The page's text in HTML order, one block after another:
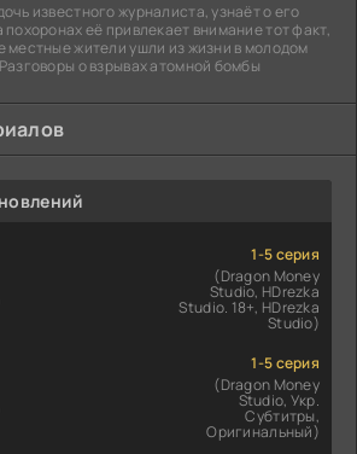
известного журналиста, узнаёт о его
её привлекает внимание тот факт,
местные жители ушли из жизни в молодом
о взрывах атомной бомбы
1-5 серия
(Dragon Money
Studio, HDrezka
Studio. 18+, HDrezka
Studio)
1-5 серия
(Dragon Money
Studio, Укр.
Субтитры,
Оригинальный)